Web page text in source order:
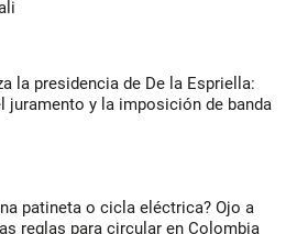
la presidencia de De la Espriella:
juramento y la imposición de banda
patineta o cicla eléctrica? Ojo a
reglas para circular en Colombia